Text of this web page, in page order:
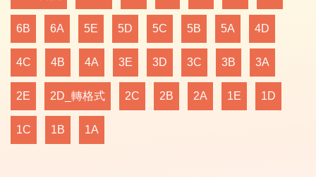
6B 6A 5E 5D 5C 5B 5A 4D
4C 4B 4A 3E 3D 3C 3B 3A
2E 2D_轉格式 2C 2B 2A 1E 1D
1C 1B 1A